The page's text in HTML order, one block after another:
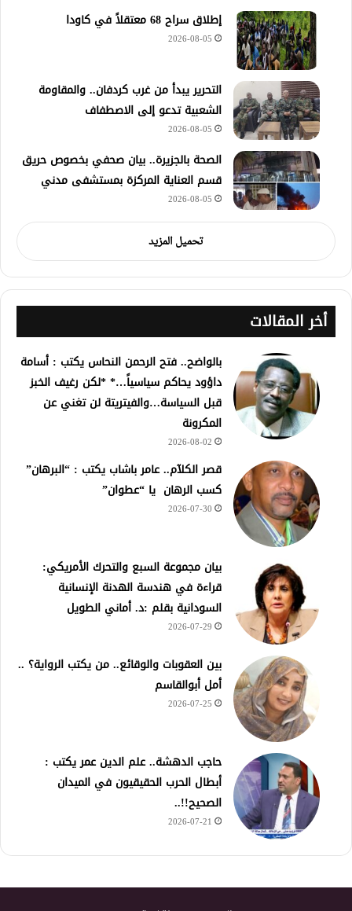
إطلاق سراح 68 معتقلاً في كاودا
2026-08-05
التحرير يبدأ من غرب كردفان.. والمقاومة
الشعبية تدعو إلى الاصطفاف
2026-08-05
الصحة بالجزيرة.. بيان صحفي بخصوص حريق
قسم العناية المركزة بمستشفى مدني
2026-08-05
تحميل المزيد
أخر المقالات
بالواضح.. فتح الرحمن النحاس يكتب : أسامة
داؤود يحاكم سياسياً…* *لكن رغيف الخبز
قبل السياسة…والفيتريتة لن تغني عن
المكرونة
2026-08-02
قصر الكلآم.. عامر باشاب يكتب : “البرهان”
كسب الرهان يا “عطوان”
2026-07-30
بيان مجموعة السبع والتحرك الأمريكي:
قراءة في هندسة الهدنة الإنسانية
السودانية بقلم :د. أماني الطويل
2026-07-29
بين العقوبات والوقائع.. من يكتب الرواية؟ ..
أمل أبوالقاسم
2026-07-25
حاجب الدهشة.. علم الدين عمر يكتب :
أبطال الحرب الحقيقيون في الميدان
الصحيح!!..
2026-07-21